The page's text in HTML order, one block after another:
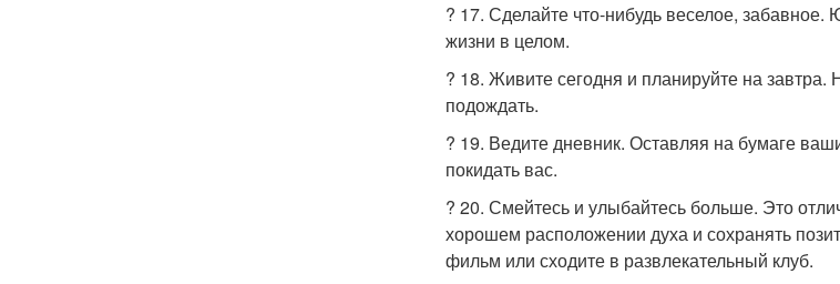
? 17. Сделайте что-нибудь веселое,
жизни в целом.
? 18. Живите сегодня и планируйте на
подождать.
? 19. Ведите дневник. Оставляя на бумаге
покидать вас.
? 20. Смейтесь и улыбайтесь больше. Это
хорошем расположении духа и сохранять
фильм или сходите в развлекательный клуб.